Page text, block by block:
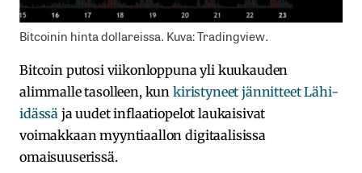
Bitcoinin hinta dollareissa. Kuva: Tradingview.
Bitcoin putosi viikonloppuna yli kuukauden
alimmalle tasolleen, kun kiristyneet jännitteet Lähi-
idässä ja uudet inflaatiopelot laukaisivat
voimakkaan myyntiaallon digitaalisissa
omaisuuserissä.